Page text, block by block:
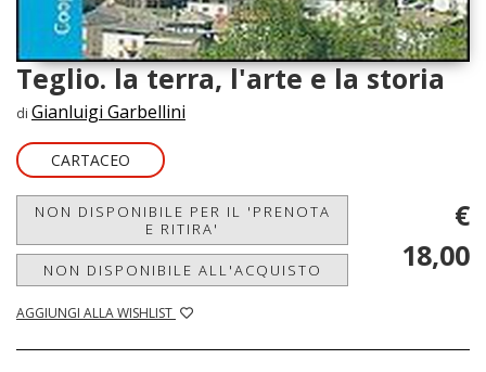
Teglio. la terra, l'arte e la storia
di Gianluigi Garbellini
CARTACEO
NON DISPONIBILE PER IL 'PRENOTA
E RITIRA'
NON DISPONIBILE ALL'ACQUISTO
AGGIUNGI ALLA WISHLIST
€
18,00